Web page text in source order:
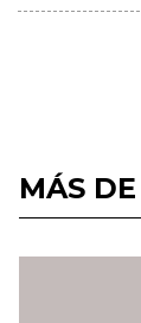
MÁS